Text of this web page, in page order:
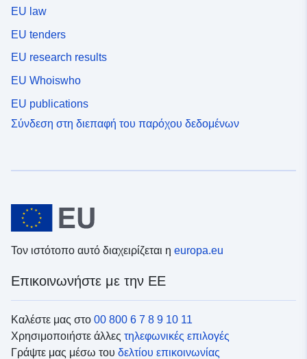
EU law
EU tenders
EU research results
EU Whoiswho
EU publications
Σύνδεση στη διεπαφή του παρόχου δεδομένων
Τον ιστότοπο αυτό διαχειρίζεται η europa.eu
Επικοινωνήστε με την ΕΕ
Καλέστε μας στο 00 800 6 7 8 9 10 11
Χρησιμοποιήστε άλλες τηλεφωνικές επιλογές
Γράψτε μας μέσω του δελτίου επικοινωνίας